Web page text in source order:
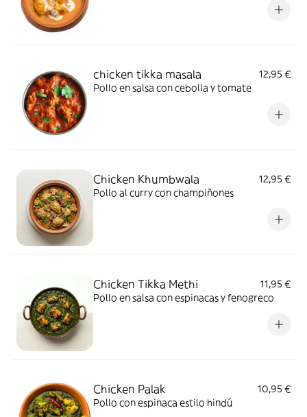
chicken tikka masala
12,95 €
Pollo en salsa con cebolla y tomate
Chicken Khumbwala
12,95 €
Pollo al curry con champiñones
Chicken Tikka Methi
11,95 €
Pollo en salsa con espinacas y fenogreco
Chicken Palak
10,95 €
Pollo con espinaca estilo hindú